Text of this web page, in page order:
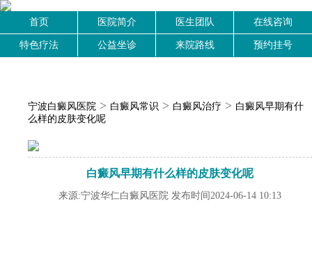
首页 医院简介 医生团队 在线咨询
特色疗法 公益坐诊 来院路线 预约挂号
宁波白癜风医院 > 白癜风常识 > 白癜风治疗 > 白癜风早期有什
么样的皮肤变化呢
白癜风早期有什么样的皮肤变化呢
来源:宁波华仁白癜风医院 发布时间2024-06-14 10:13